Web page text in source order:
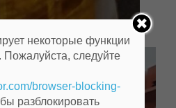
некоторые функции
Пожалуйста, следуйте
browser-blocking-
разблокировать